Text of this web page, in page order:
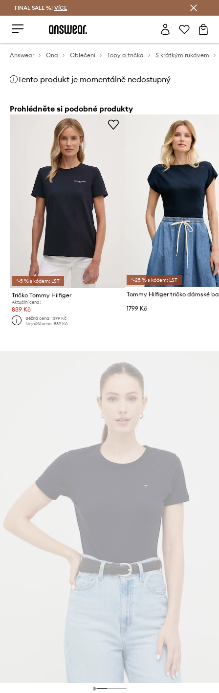
FINAL SALE %! VÍCE
Answear Ona Oblečení Topy a trička S krátkým rukávem
Tento produkt je momentálně nedostupný
Prohlédněte si podobné produkty
*-5 % s kódem: LST
Tričko Tommy Hilfiger
Aktuální cena:
839 Kč
Běžná cena:1399 Kč
Nejnižší cena:889 Kč
*-25 % s kódem: LST
1799 Kč